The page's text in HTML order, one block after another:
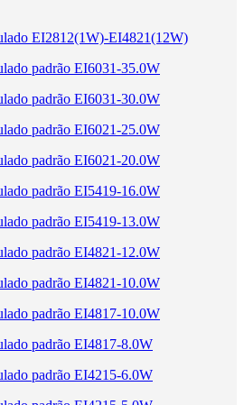
EI2812(1W)-EI4821(12W)
padrão EI6031-35.0W
padrão EI6031-30.0W
padrão EI6021-25.0W
padrão EI6021-20.0W
padrão EI5419-16.0W
padrão EI5419-13.0W
padrão EI4821-12.0W
padrão EI4821-10.0W
padrão EI4817-10.0W
padrão EI4817-8.0W
padrão EI4215-6.0W